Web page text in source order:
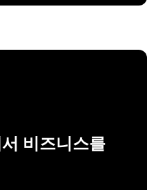
비즈니스를